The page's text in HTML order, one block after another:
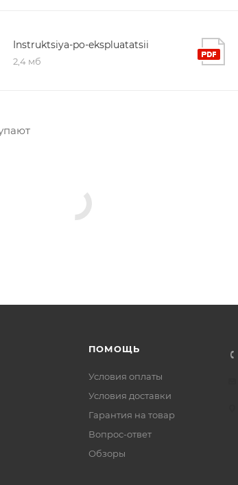
Instruktsiya-po-ekspluatatsii
2,4 мб
ПОМОЩЬ
Условия оплаты
Условия доставки
Гарантия на товар
Вопрос-ответ
Обзоры